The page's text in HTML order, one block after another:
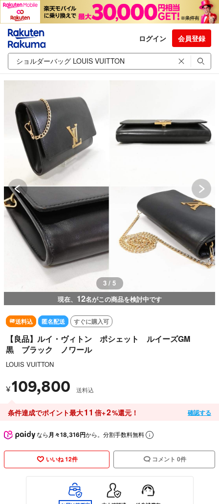
ログイン 会員登録
3 / 5
現在、 12名がこの商品を検討中です
送料込 匿名配送 すぐに購入可
【良品】ルイ・ヴィトン ポシェット ルイーズGM
黒 ブラック ノワール
LOUIS VUITTON
¥109,800 送料込
条件達成でポイント最大11 倍+2%還元！ 確認する
なら 月々18,316円から。分割手数料無料
いいね 12件 コメント 0件